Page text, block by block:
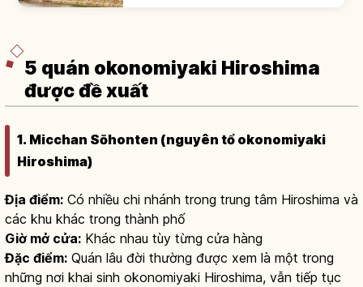
5 quán okonomiyaki Hiroshima
được đề xuất
1. Micchan Sōhonten (nguyên tổ okonomiyaki
Hiroshima)
Địa điểm: Có nhiều chi nhánh trong trung tâm Hiroshima và
các khu khác trong thành phố
Giờ mở cửa: Khác nhau tùy từng cửa hàng
Đặc điểm: Quán lâu đời thường được xem là một trong
những nơi khai sinh okonomiyaki Hiroshima, vẫn tiếp tục